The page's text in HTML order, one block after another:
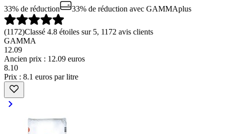
33% de réduction
33% de réduction avec GAMMAplus
(1172)Classé 4.8 étoiles sur 5, 1172 avis clients
GAMMA
12.09
Ancien prix : 12.09 euros
8.10
Prix : 8.1 euros par litre